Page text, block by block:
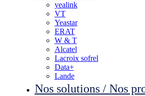
yealink
VT
Yeastar
ERAT
W & T
Alcatel
Lacroix sofrel
Data+
Lande
Nos solutions / Nos